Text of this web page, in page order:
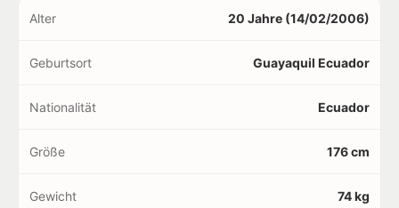
Alter 20 Jahre (14/02/2006)
Geburtsort Guayaquil Ecuador
Nationalität Ecuador
Größe 176 cm
Gewicht 74 kg